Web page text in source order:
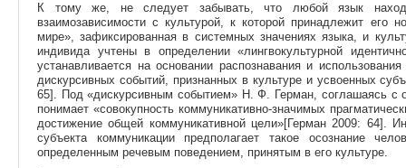
К тому же, не следует забывать, что любой язык
взаимозависимости с культурой, к которой принадлежит его
мире», зафиксированная в системных значениях языка, и
индивида учтены в определении «лингвокультурной
устанавливается на основании распознавания и
дискурсивных событий, признанных в культуре и усвоенных
65]. Под «дискурсивным событием» Н. Ф. Герман, соглашаясь
понимает «совокупность коммуникативно-значимых
достижение общей коммуникативной цели»[Герман 2009: 64].
субъекта коммуникации предполагает такое осознание
определенным речевым поведением, принятым в его культуре.